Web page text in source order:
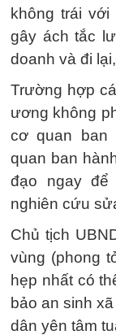
không trái
gây ách tắc
doanh và đi
Trường hợp
ương không
cơ quan ban
quan ban
đạo ngay
nghiên cứu
Chủ tịch
vùng (phong
hẹp nhất có
bảo an sinh
dân yên tâm